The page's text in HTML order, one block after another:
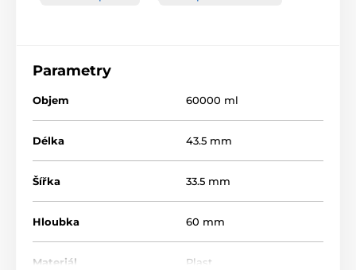
Parametry
Objem 60000 ml
Délka 43.5 mm
Šířka 33.5 mm
Hloubka 60 mm
Materiál Plast